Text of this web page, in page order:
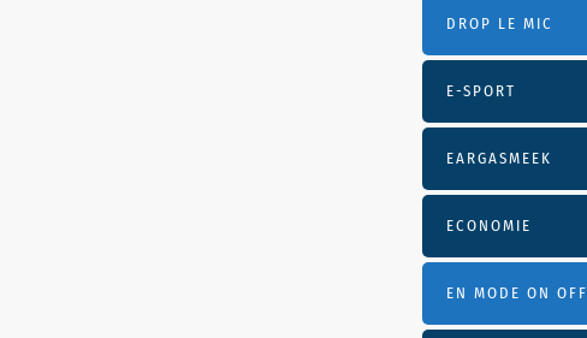
DROP LE MIC
E-SPORT
EARGASMEEK
ECONOMIE
EN MODE ON OFF